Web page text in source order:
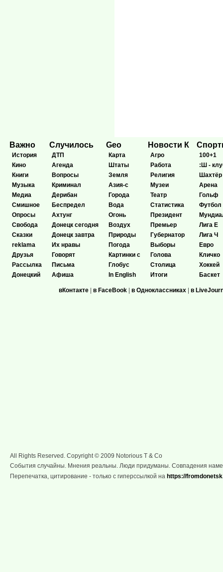
Важно
История
Кино
Книги
Музыка
Медиа
Смишное
Опросы
Свобода
Сказки
reklama
Друзья
Рассылка
Донецкий
Случилось
ДТП
Агенда
Вопросы
Криминал
Дерибан
Беспредел
Ахтунг
Донецк сегодня
Донецк завтра
Их нравы
Говорят
Письма
Афиша
Geo
Карта
Штаты
Земля
Азия-с
Города
Вода
Огонь
Воздух
Природы
Погода
Картинки с
Глобус
In English
Новости К
Агро
Работа
Религия
Музеи
Театр
Статистика
Президент
Премьер
Губернатор
Выборы
Голова
Столица
Итоги
100+1
:Ш -
Шахтёр
Арена
Гольф
Футбол
Лига Е
Лига Ч
Евро
Кличко
Хоккей
Баскет
вКонтакте | в FaceBook | в Одноклассниках | в
All Rights Reserved. Copyright © 2009 Notorious T & Co
События случайны. Мнения реальны. Люди придуманы. Совпадения
Перепечатка, цитирование - только с гиперссылкой на https://